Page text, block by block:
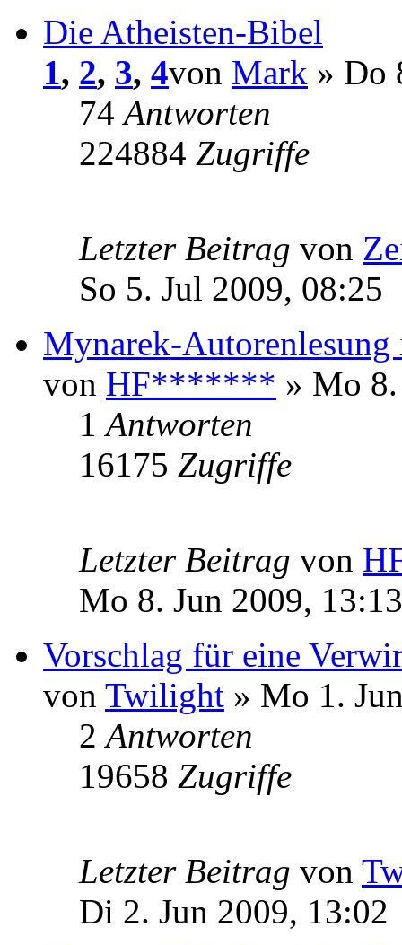
Die Atheisten-Bibel
1, 2, 3, 4von Mark » Do
74Antworten
224884 Zugriffe
Letzter Beitrag von
So 5. Jul 2009, 08:25
Mynarek-Autorenlesung
von HF******* » Mo
1Antworten
16175 Zugriffe
Letzter Beitrag von
Mo 8. Jun 2009, 13:13
Vorschlag für eine
von Twilight » Mo 1.
2Antworten
19658 Zugriffe
Letzter Beitrag von
Di 2. Jun 2009, 13:02